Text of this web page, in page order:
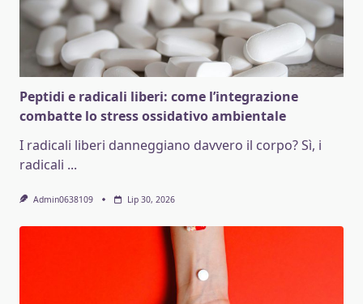
Peptidi e radicali liberi: come l’integrazione
combatte lo stress ossidativo ambientale
I radicali liberi danneggiano davvero il corpo? Sì, i
radicali ...
Admin0638109 Lip 30, 2026